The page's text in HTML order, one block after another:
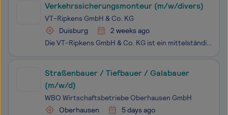
Verkehrssicherungsmonteur (m/w/divers)
VT-Ripkens GmbH & Co. KG
Duisburg
2 weeks ago
Die VT-Ripkens GmbH & Co. KG ist ein mittelständisches Unternehmen im Bereich der Verkehrssicherung mit Hauptsitz in Duisburg und einer Niederlassung in Dortmund. Als Dienstleistungsunternehmen begleiten wir unsere Kunden ganzheitlich von der Planung über die behördlichen Genehmigungsverfahren b
Straßenbauer / Tiefbauer / Galabauer
(m/w/d)
WBO Wirtschaftsbetriebe Oberhausen GmbH
Oberhausen
5 days ago